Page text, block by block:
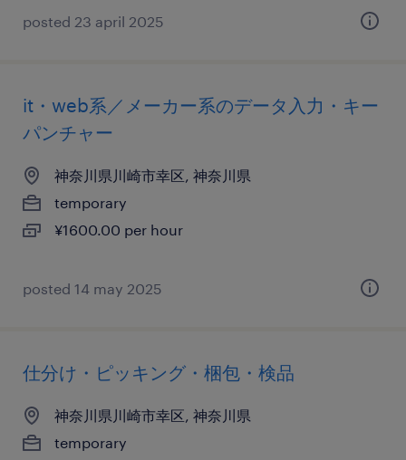
posted 23 april 2025
it・web系／メーカー系のデータ入力・キー
パンチャー
神奈川県川崎市幸区, 神奈川県
temporary
¥1600.00 per hour
posted 14 may 2025
仕分け・ピッキング・梱包・検品
神奈川県川崎市幸区, 神奈川県
temporary